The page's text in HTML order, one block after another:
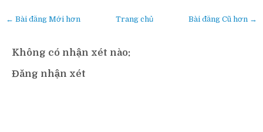
← Bài đăng Mới hơn Bài đăng Cũ hơn →
Trang chủ
Không có nhận xét nào:
Đăng nhận xét